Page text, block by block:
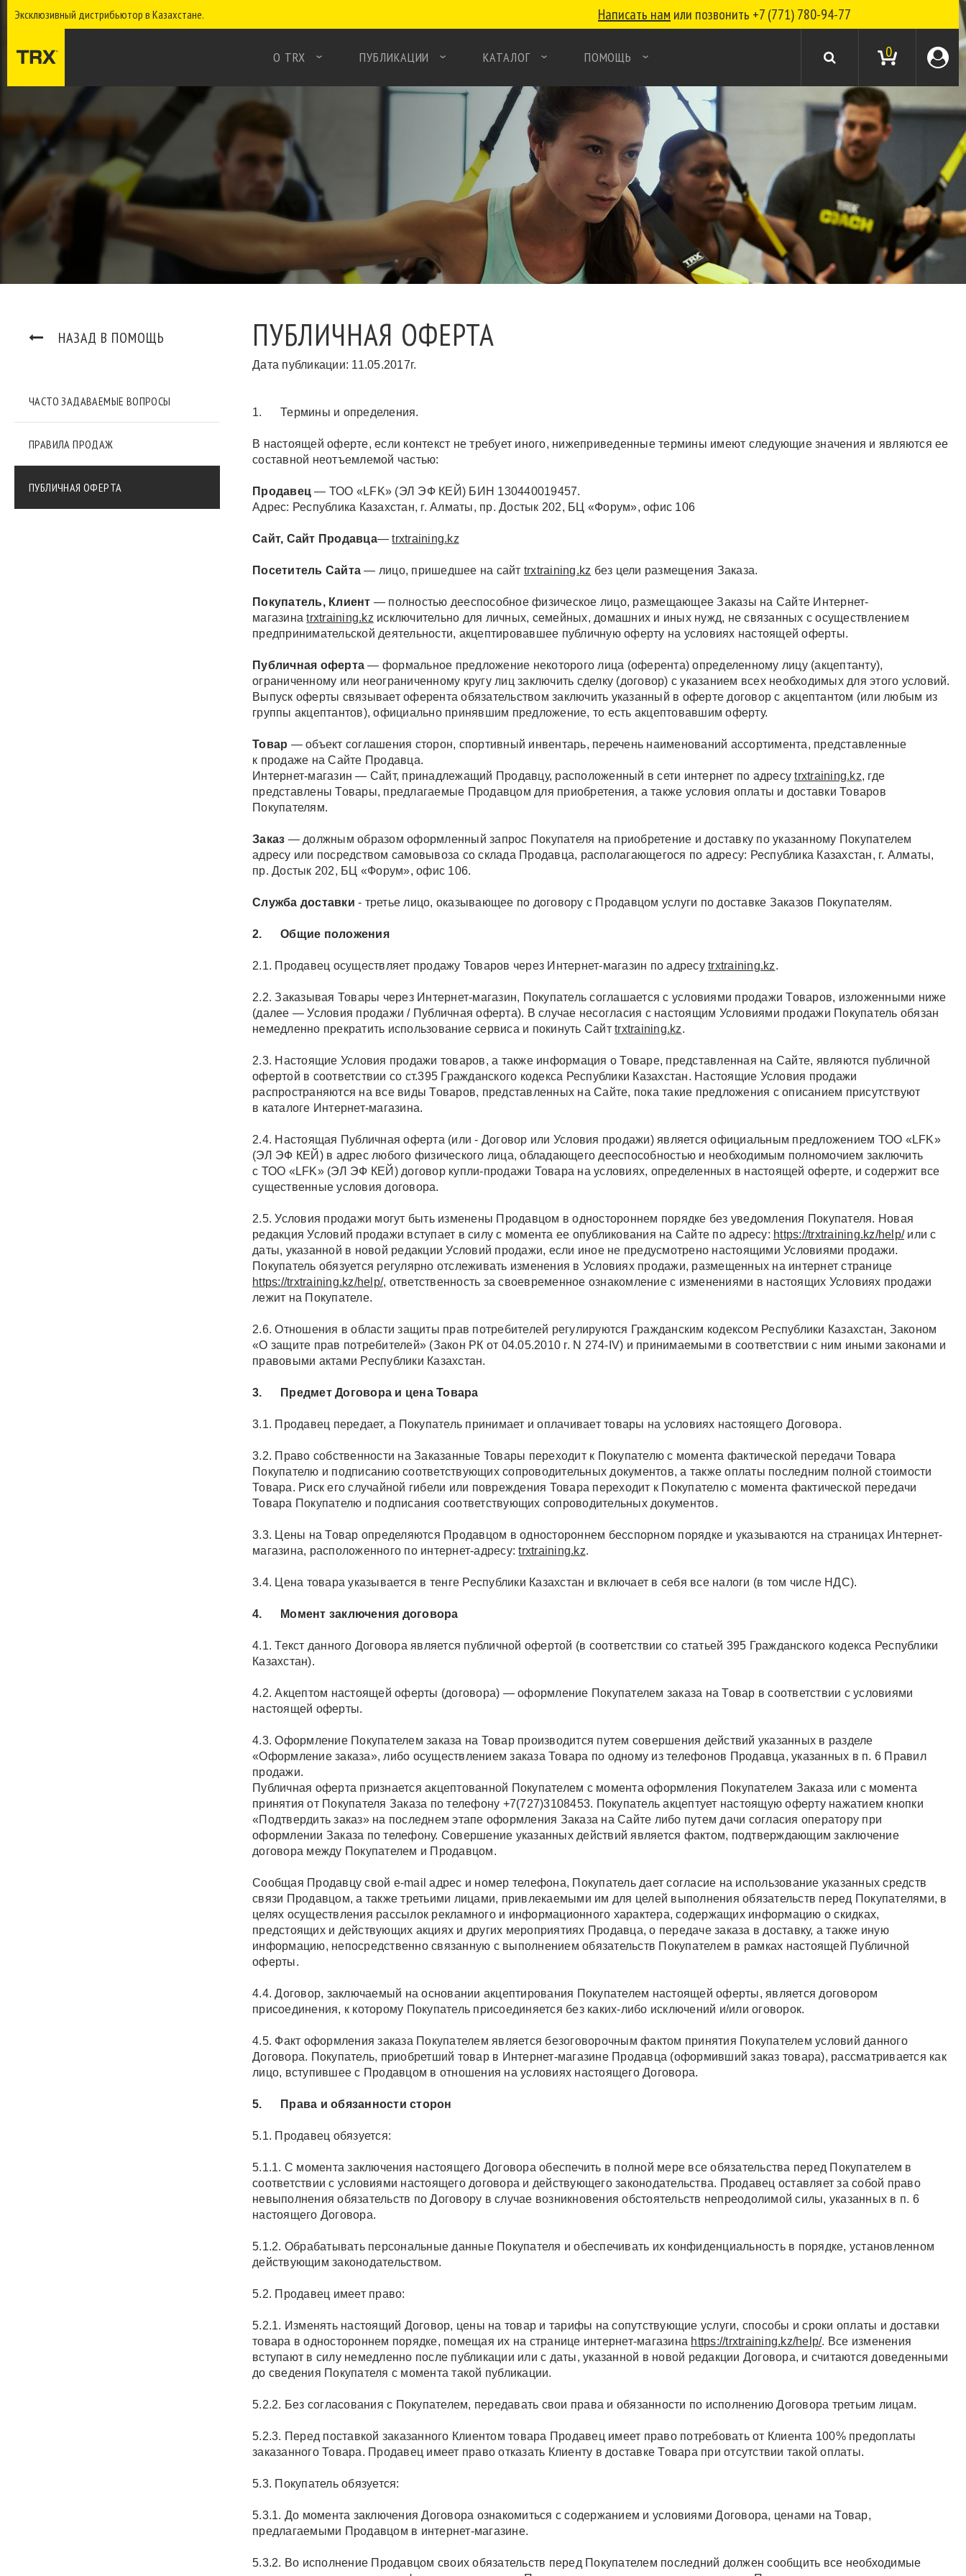
Эксклюзивный дистрибьютор в Казахстане. Написать нам или позвонить +7 (771) 780-94-77
0
О TRX ПУБЛИКАЦИИ КАТАЛОГ ПОМОЩЬ
НАЗАД В ПОМОЩЬ
ЧАСТО ЗАДАВАЕМЫЕ ВОПРОСЫ
ПРАВИЛА ПРОДАЖ
ПУБЛИЧНАЯ ОФЕРТА
ПУБЛИЧНАЯ ОФЕРТА
Дата публикации: 11.05.2017г.
1. Термины и определения.
В настоящей оферте, если контекст не требует иного, нижеприведенные термины имеют следующие значения и являются ее
составной неотъемлемой частью:
Продавец— ТОО «LFK» (ЭЛ ЭФ КЕЙ) БИН 130440019457.
Адрес: Республика Казахстан, г. Алматы, пр. Достык 202, БЦ «Форум», офис 106
Сайт, Сайт Продавца—trxtraining.kz
Посетитель Сайта — лицо, пришедшее на сайт trxtraining.kz без цели размещения Заказа.
Покупатель, Клиент — полностью дееспособное физическое лицо, размещающее Заказы на Сайте Интернет-
магазинаtrxtraining.kz исключительно для личных, семейных, домашних и иных нужд, не связанных с осуществлением
предпринимательской деятельности, акцептировавшее публичную оферту на условиях настоящей оферты.
Публичная оферта — формальное предложение некоторого лица (оферента) определенному лицу (акцептанту),
ограниченному или неограниченному кругу лиц заключить сделку (договор) с указанием всех необходимых для этого условий.
Выпуск оферты связывает оферента обязательством заключить указанный в оферте договор с акцептантом (или любым из
группы акцептантов), официально принявшим предложение, то есть акцептовавшим оферту.
Товар — объект соглашения сторон, спортивный инвентарь, перечень наименований ассортимента, представленные
к продаже на Сайте Продавца.
Интернет-магазин — Сайт, принадлежащий Продавцу, расположенный в сети интернет по адресуtrxtraining.kz, где
представлены Товары, предлагаемые Продавцом для приобретения, а также условия оплаты и доставки Товаров
Покупателям.
Заказ — должным образом оформленный запрос Покупателя на приобретение и доставку по указанному Покупателем
адресу или посредством самовывоза со склада Продавца, располагающегося по адресу: Республика Казахстан, г. Алматы,
пр. Достык 202, БЦ «Форум», офис 106.
Служба доставки - третье лицо, оказывающее по договору с Продавцом услуги по доставке Заказов Покупателям.
2. Общие положения
2.1. Продавец осуществляет продажу Товаров через Интернет-магазин по адресу trxtraining.kz.
2.2. Заказывая Товары через Интернет-магазин, Покупатель соглашается с условиями продажи Товаров, изложенными ниже
(далее — Условия продажи / Публичная оферта). В случае несогласия с настоящим Условиями продажи Покупатель обязан
немедленно прекратить использование сервиса и покинуть Сайт trxtraining.kz.
2.3. Настоящие Условия продажи товаров, а также информация о Товаре, представленная на Сайте, являются публичной
офертой в соответствии со ст.395 Гражданского кодекса Республики Казахстан. Настоящие Условия продажи
распространяются на все виды Товаров, представленных на Сайте, пока такие предложения с описанием присутствуют
в каталоге Интернет-магазина.
2.4. Настоящая Публичная оферта (или - Договор или Условия продажи) является официальным предложением ТОО «LFK»
(ЭЛ ЭФ КЕЙ)в адрес любого физического лица, обладающего дееспособностью и необходимым полномочием заключить
с ТОО «LFK» (ЭЛ ЭФ КЕЙ)договор купли-продажи Товара на условиях, определенных в настоящей оферте, и содержит все
существенные условия договора.
2.5. Условия продажи могут быть изменены Продавцом в одностороннем порядке без уведомления Покупателя. Новая
редакция Условий продажи вступает в силу с момента ее опубликования на Сайте по адресу: https://trxtraining.kz/help/или с
даты, указанной в новой редакции Условий продажи, если иное не предусмотрено настоящими Условиями продажи.
Покупатель обязуется регулярно отслеживать изменения в Условиях продажи, размещенных на интернет странице
https://trxtraining.kz/help/, ответственность за своевременное ознакомление с изменениями в настоящих Условиях продажи
лежит на Покупателе.
2.6. Отношения в области защиты прав потребителей регулируются Гражданским кодексом Республики Казахстан, Законом
«О защите прав потребителей» (Закон РК от 04.05.2010 г. N 274-IV) и принимаемыми в соответствии с ним иными законами и
правовыми актами Республики Казахстан.
3. Предмет Договора и цена Товара
3.1. Продавец передает, а Покупатель принимает и оплачивает товары на условиях настоящего Договора.
3.2. Право собственности на Заказанные Товары переходит к Покупателю с момента фактической передачи Товара
Покупателю и подписанию соответствующих сопроводительных документов, а также оплаты последним полной стоимости
Товара. Риск его случайной гибели или повреждения Товара переходит к Покупателю с момента фактической передачи
Товара Покупателю и подписания соответствующих сопроводительных документов.
3.3. Цены на Товар определяются Продавцом в одностороннем бесспорном порядке и указываются на страницах Интернет-
магазина, расположенного по интернет-адресу:trxtraining.kz.
3.4. Цена товара указывается в тенге Республики Казахстан и включает в себя все налоги (в том числе НДС).
4. Момент заключения договора
4.1. Текст данного Договора является публичной офертой (в соответствии со статьей 395 Гражданского кодекса Республики
Казахстан).
4.2. Акцептом настоящей оферты (договора) — оформление Покупателем заказа на Товар в соответствии с условиями
настоящей оферты.
4.3. Оформление Покупателем заказа на Товар производится путем совершения действий указанных в разделе
«Оформление заказа», либо осуществлением заказа Товара по одному из телефонов Продавца, указанных в п. 6 Правил
продажи.
Публичная оферта признается акцептованной Покупателем с момента оформления Покупателем Заказа или с момента
принятия от Покупателя Заказа по телефону +7(727)3108453. Покупатель акцептует настоящую оферту нажатием кнопки
«Подтвердить заказ» на последнем этапе оформления Заказа на Сайте либо путем дачи согласия оператору при
оформлении Заказа по телефону. Совершение указанных действий является фактом, подтверждающим заключение
договора между Покупателем и Продавцом.
Сообщая Продавцу свой e-mail адрес и номер телефона, Покупатель дает согласие на использование указанных средств
связи Продавцом, а также третьими лицами, привлекаемыми им для целей выполнения обязательств перед Покупателями, в
целях осуществления рассылок рекламного и информационного характера, содержащих информацию о скидках,
предстоящих и действующих акциях и других мероприятиях Продавца, о передаче заказа в доставку, а также иную
информацию, непосредственно связанную с выполнением обязательств Покупателем в рамках настоящей Публичной
оферты.
4.4. Договор, заключаемый на основании акцептирования Покупателем настоящей оферты, является договором
присоединения, к которому Покупатель присоединяется без каких-либо исключений и/или оговорок.
4.5. Факт оформления заказа Покупателем является безоговорочным фактом принятия Покупателем условий данного
Договора. Покупатель, приобретший товар в Интернет-магазине Продавца (оформивший заказ товара), рассматривается как
лицо, вступившее с Продавцом в отношения на условиях настоящего Договора.
5. Права и обязанности сторон
5.1. Продавец обязуется:
5.1.1. С момента заключения настоящего Договора обеспечить в полной мере все обязательства перед Покупателем в
соответствии с условиями настоящего договора и действующего законодательства. Продавец оставляет за собой право
невыполнения обязательств по Договору в случае возникновения обстоятельств непреодолимой силы, указанных в п. 6
настоящего Договора.
5.1.2. Обрабатывать персональные данные Покупателя и обеспечивать их конфиденциальность в порядке, установленном
действующим законодательством.
5.2. Продавец имеет право:
5.2.1. Изменять настоящий Договор, цены на товар и тарифы на сопутствующие услуги, способы и сроки оплаты и доставки
товара в одностороннем порядке, помещая их на странице интернет-магазина https://trxtraining.kz/help/. Все изменения
вступают в силу немедленно после публикации или с даты, указанной в новой редакции Договора, и считаются доведенными
до сведения Покупателя с момента такой публикации.
5.2.2. Без согласования с Покупателем, передавать свои права и обязанности по исполнению Договора третьим лицам.
5.2.3. Перед поставкой заказанного Клиентом товара Продавец имеет право потребовать от Клиента 100% предоплаты
заказанного Товара. Продавец имеет право отказать Клиенту в доставке Товара при отсутствии такой оплаты.
5.3. Покупатель обязуется:
5.3.1. До момента заключения Договора ознакомиться с содержанием и условиями Договора, ценами на Товар,
предлагаемыми Продавцом в интернет-магазине.
5.3.2. Во исполнение Продавцом своих обязательств перед Покупателем последний должен сообщить все необходимые